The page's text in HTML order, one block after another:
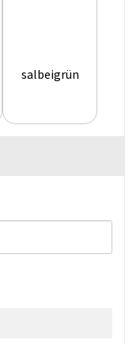
salbeigrün